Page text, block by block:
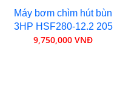
Máy bơm chìm hút bùn
3HP HSF280-12.2 205
9,750,000 VNĐ